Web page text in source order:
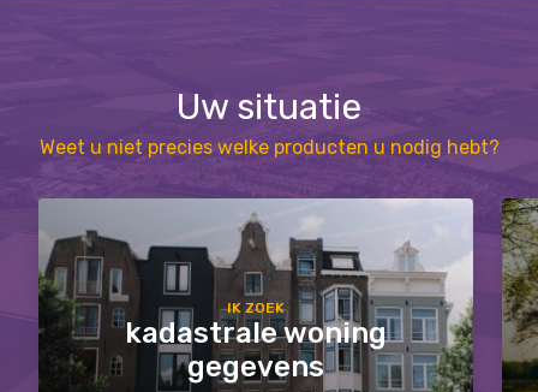
Uw situatie
Weet u niet precies welke producten u nodig hebt?
IK ZOEK
kadastrale woning
gegevens